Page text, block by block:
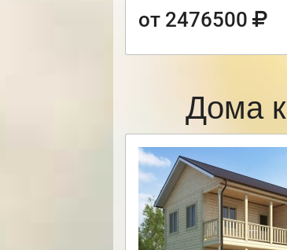
от 2476500
Дома